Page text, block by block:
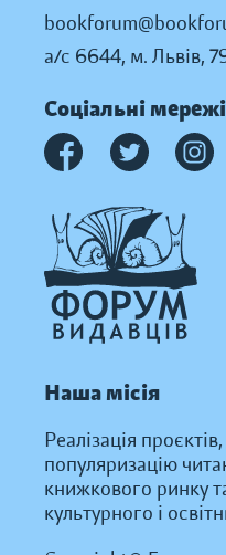
а/с 6644, м. Львів,
Соціальні мережі
Наша місія
Реалізація
популяризацію
книжкового ринку
культурного і